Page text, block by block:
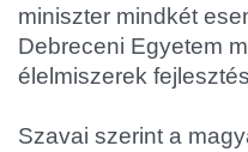
miniszter mindkét
Debreceni Egyetem
élelmiszerek
Szavai szerint a